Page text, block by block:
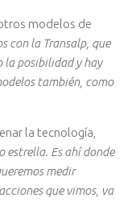
modelos de
con la Transalp, que
la posibilidad y hay
también, como
la tecnología,
estrella. Es ahí donde
medir
que vimos, va